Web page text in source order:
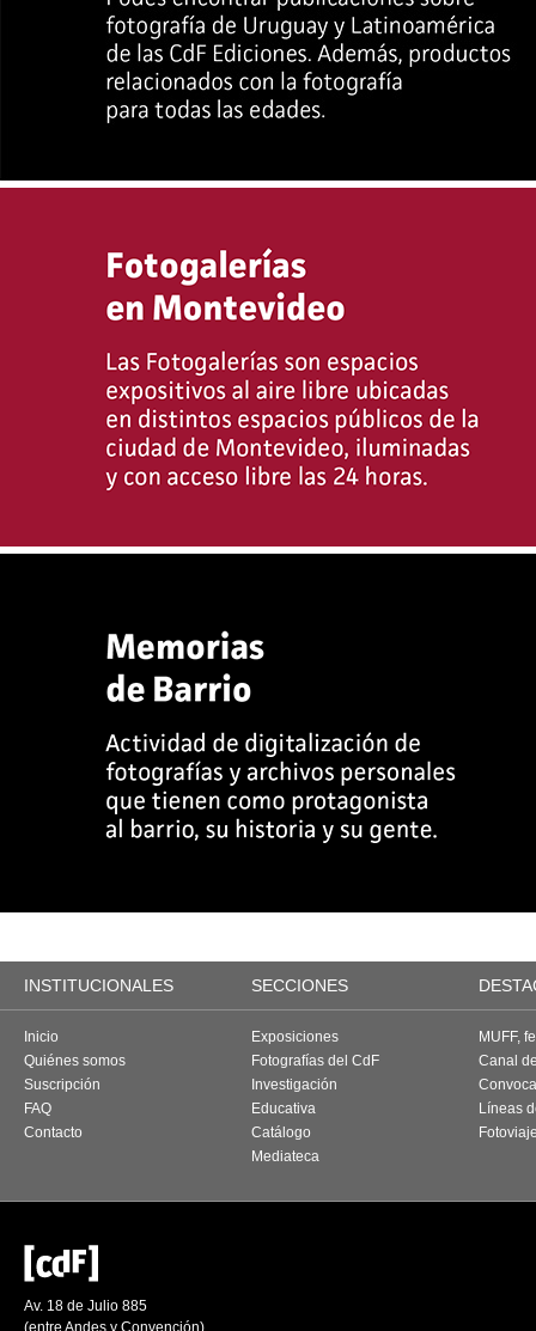
INSTITUCIONALES SECCIONES
Inicio
Quiénes somos
Suscripción
FAQ
Contacto
Exposiciones
Fotografías del CdF
Investigación
Educativa
Catálogo
Mediateca
MUFF,
Canal
Líneas
Av. 18 de Julio 885
(entre Andes y Convención)